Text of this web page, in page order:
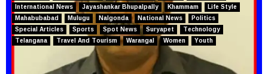
International News
Jayashankar Bhupalpally Khammam
Life Style
Mahabubabad
Mulugu Nalgonda National News
Politics
Special Articles
Sports Spot News Suryapet
Technology
Telangana
Travel And Tourism Warangal Women Youth